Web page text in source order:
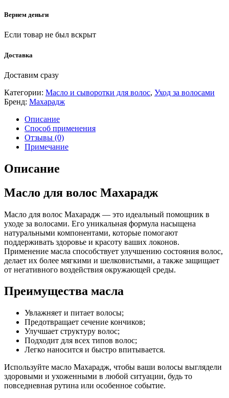
Вернем деньги
Если товар не был вскрыт
Доставка
Доставим сразу
Категории: Масло и сыворотки для волос, Уход за волосами
Бренд: Махарадж
Описание
Способ применения
Отзывы (0)
Примечание
Описание
Масло для волос Махарадж
Масло для волос Махарадж — это идеальный помощник в
уходе за волосами. Его уникальная формула насыщена
натуральными компонентами, которые помогают
поддерживать здоровье и красоту ваших локонов.
Применение масла способствует улучшению состояния волос,
делает их более мягкими и шелковистыми, а также защищает
от негативного воздействия окружающей среды.
Преимущества масла
Увлажняет и питает волосы;
Предотвращает сечение кончиков;
Улучшает структуру волос;
Подходит для всех типов волос;
Легко наносится и быстро впитывается.
Используйте масло Махарадж, чтобы ваши волосы выглядели
здоровыми и ухоженными в любой ситуации, будь то
повседневная рутина или особенное событие.